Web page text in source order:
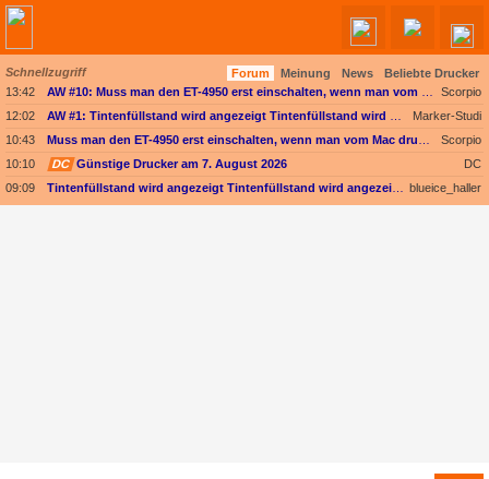
Schnellzugriff Forum Meinung News
Beliebte Drucker
13:42
Scorpio
12:02
Marker-Studi
10:43
Scorpio
10:10
DC Günstige Drucker am 7. August 2026
DC
09:09
blueice_haller
Angebote werden geladen...